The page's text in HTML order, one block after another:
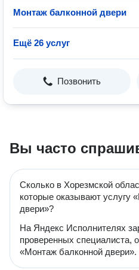
Монтаж балконной двери
Ещё 26 услуг
Позвонить
Вы часто
Сколько в Хорезмской
которые оказывают услугу
двери»?
На Яндекс Исполнителях
проверенных специалиста,
«Монтаж балконной двери».